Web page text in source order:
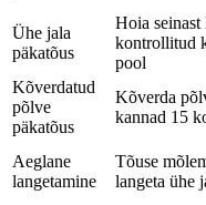
Ühe jala
päkatõus
Hoia
kontrollitud
pool
Kõverdatud
põlve
päkatõus
Kõverda
kannad 15
Aeglane
langetamine
Tõuse
langeta ühe